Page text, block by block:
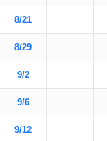
8/21
8/29
9/2
9/6
9/12